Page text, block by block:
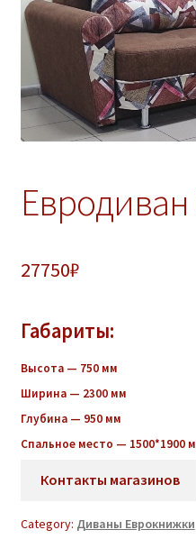
27750₽
Габариты:
Высота — 750 мм
Ширина — 2300 мм
Глубина — 950 мм
Спальное место — 1500*1900
Контакты магазинов
Category: Диваны Еврокнижки